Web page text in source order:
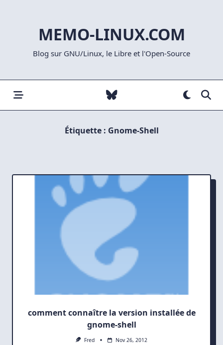
MEMO-LINUX.COM
Blog sur GNU/Linux, le Libre et l'Open-Source
Étiquette : Gnome-Shell
comment connaître la version installée de
gnome-shell
Fred Nov 26, 2012